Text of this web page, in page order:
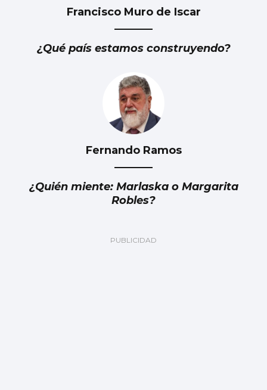
Francisco Muro de Iscar
¿Qué país estamos construyendo?
Fernando Ramos
¿Quién miente: Marlaska o Margarita
Robles?